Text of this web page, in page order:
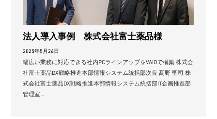
法人導入事例 株式会社富士薬品様
2025年5月26日
幅広い業務に対応できる社内PCラインアップをVAIOで構築 株式会
社富士薬品DX戦略推進本部情報システム統括部次長 髙野 聖司 株
式会社富士薬品DX戦略推進本部情報システム統括部IT企画推進部
管理室…